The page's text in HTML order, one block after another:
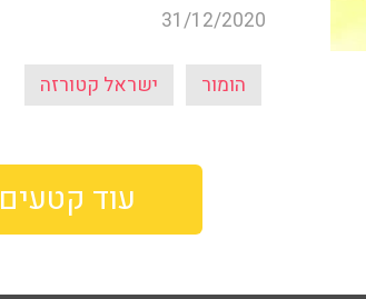
31/12/2020
הומור ישראל קטורזה
עוד קטעים